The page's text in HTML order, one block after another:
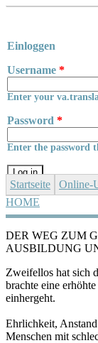
Einloggen
Username *
Enter your
Password *
Enter the password
Startseite Online-
YOU ARE
HOME
DER WEG ZUM
AUSBILDUNG
Zweifellos hat sich
brachte eine
einhergeht.
Ehrlichkeit,
Menschen mit